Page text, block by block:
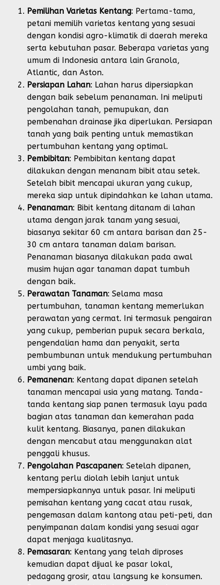
Pemilihan Varietas Kentang: Pertama-tama,
petani memilih varietas kentang yang sesuai
dengan kondisi agro-klimatik di daerah mereka
serta kebutuhan pasar. Beberapa varietas yang
umum di Indonesia antara lain Granola,
Atlantic, dan Aston.
Persiapan Lahan: Lahan harus dipersiapkan
dengan baik sebelum penanaman. Ini meliputi
pengolahan tanah, pemupukan, dan
pembenahan drainase jika diperlukan. Persiapan
tanah yang baik penting untuk memastikan
pertumbuhan kentang yang optimal.
Pembibitan: Pembibitan kentang dapat
dilakukan dengan menanam bibit atau setek.
Setelah bibit mencapai ukuran yang cukup,
mereka siap untuk dipindahkan ke lahan utama.
Penanaman: Bibit kentang ditanam di lahan
utama dengan jarak tanam yang sesuai,
biasanya sekitar 60 cm antara barisan dan 25-
30 cm antara tanaman dalam barisan.
Penanaman biasanya dilakukan pada awal
musim hujan agar tanaman dapat tumbuh
dengan baik.
Perawatan Tanaman: Selama masa
pertumbuhan, tanaman kentang memerlukan
perawatan yang cermat. Ini termasuk pengairan
yang cukup, pemberian pupuk secara berkala,
pengendalian hama dan penyakit, serta
pembumbunan untuk mendukung pertumbuhan
umbi yang baik.
Pemanenan: Kentang dapat dipanen setelah
tanaman mencapai usia yang matang. Tanda-
tanda kentang siap panen termasuk layu pada
bagian atas tanaman dan kemerahan pada
kulit kentang. Biasanya, panen dilakukan
dengan mencabut atau menggunakan alat
penggali khusus.
Pengolahan Pascapanen: Setelah dipanen,
kentang perlu diolah lebih lanjut untuk
mempersiapkannya untuk pasar. Ini meliputi
pemisahan kentang yang cacat atau rusak,
pengemasan dalam kantong atau peti-peti, dan
penyimpanan dalam kondisi yang sesuai agar
dapat menjaga kualitasnya.
Pemasaran: Kentang yang telah diproses
kemudian dapat dijual ke pasar lokal,
pedagang grosir, atau langsung ke konsumen.